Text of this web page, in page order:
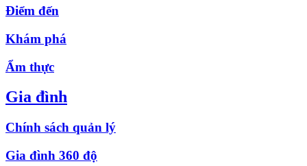
Điểm đến
Khám phá
Ẩm thực
Gia đình
Chính sách quản lý
Gia đình 360 độ